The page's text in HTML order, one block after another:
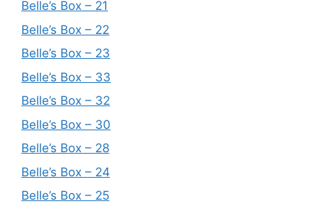
Belle’s Box – 21
Belle’s Box – 22
Belle’s Box – 23
Belle’s Box – 33
Belle’s Box – 32
Belle’s Box – 30
Belle’s Box – 28
Belle’s Box – 24
Belle’s Box – 25